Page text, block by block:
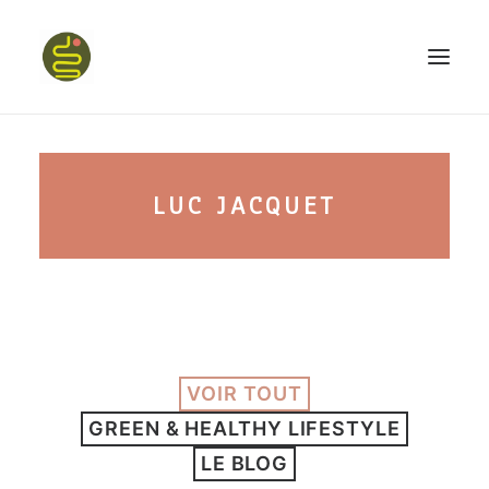
PROGRAMME HAPPY BELLY
CONFÉRENCES
podcast kinoa
LUC JACQUET
VOIR TOUT
GREEN & HEALTHY LIFESTYLE
LE BLOG